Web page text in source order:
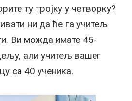
ту тројку у четворку?
ни да ће га учитељ
Ви можда имате 45-
али учитељ вашег
са 40 ученика.